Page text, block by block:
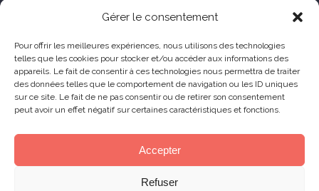
Gérer le consentement
Pour offrir les meilleures expériences, nous utilisons des technologies
telles que les cookies pour stocker et/ou accéder aux informations des
appareils. Le fait de consentir à ces technologies nous permettra de traiter
des données telles que le comportement de navigation ou les ID uniques
sur ce site. Le fait de ne pas consentir ou de retirer son consentement
peut avoir un effet négatif sur certaines caractéristiques et fonctions.
Accepter
Refuser
HÔTEL LE TOËNO
Corniche de Goas Treiz
22560 Trébeurden France
+33 (0) 2 96 23 68 78
contact@hoteltoeno.com